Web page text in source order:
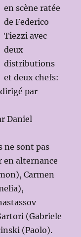
en scène ratée
de Federico
Tiezzi avec
deux
distributions
et deux chefs:
par
Daniel
ne sont pas
en alternance
Carmen
(Gabriele
(Paolo).